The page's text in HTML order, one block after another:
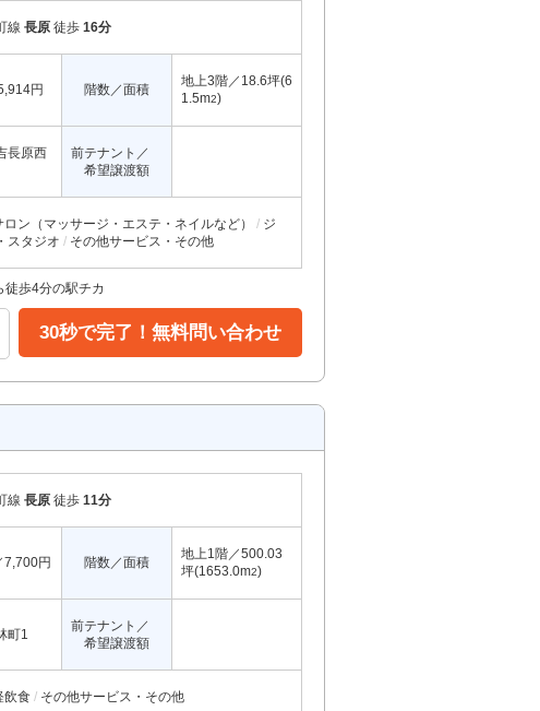
線 長原 徒歩 16分
円 階数／面積
地上3階／18.6坪(6
1.5m2)
長原西
前テナント／
希望譲渡額
ロン（マッサージ・エステ・ネイルなど）
ジ
スタジオ
その他サービス・その他
徒歩4分の駅チカ
30秒で完了！無料問い合わせ
線 長原 徒歩 11分
7,700円 階数／面積
地上1階／500.03
坪(1653.0m2)
町1
前テナント／
希望譲渡額
飲食 その他サービス・その他